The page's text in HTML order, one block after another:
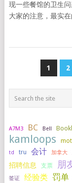
现一些餐馆的卫生
大家的注意，最实
1 2
A7M3 BC Bell
kamloops
td
tru 会计 加拿大
招聘信息
支票 朋
签证 经验类 罚单